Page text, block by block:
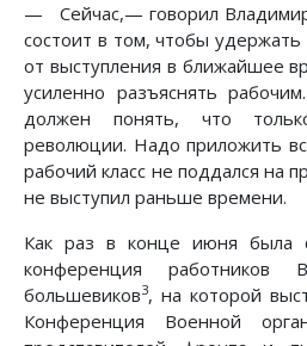
— Сейчас,— говорил
состоит в том, чтобы удержать
от выступления в ближайшее
усиленно разъяснять
должен понять, что
революции. Надо приложить
рабочий класс не поддался на
не выступил раньше времени.
Как раз в конце июня была
конференция работников
большевиков3, на которой
Конференция Военной